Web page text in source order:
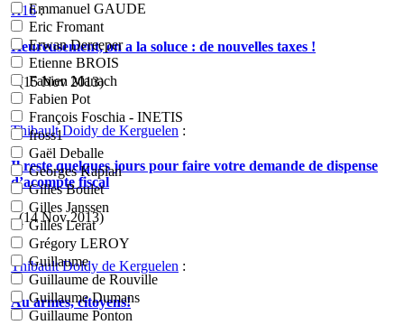
Emmanuel GAUDE
Eric Fromant
Erwan Dereeper
Etienne BROIS
Fabien Manach
Fabien Pot
François Foschia - INETIS
fross1
Gaël Deballe
Georges Kaplan
Gilles Boulet
Gilles Janssen
Gilles Lerat
Grégory LEROY
Guillaume
Guillaume de Rouville
Guillaume Dumans
Guillaume Ponton
H16:
Heureusement, on a la soluce : de nouvelles taxes !
- (15 Nov 2013)
Thibault Doidy de Kerguelen :
Il reste quelques jours pour faire votre demande de dispense
d’acompte fiscal
- (14 Nov 2013)
Thibault Doidy de Kerguelen :
Au armes, citoyens!